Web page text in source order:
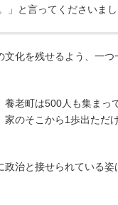
と言ってくださいまし
化を残せるよう、一
老町は500人も集まっ
のそこから1歩出ただ
治と接せられている姿